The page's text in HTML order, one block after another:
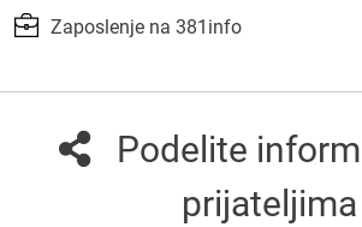
Zaposlenje na 381info
Podelite
prijateljima